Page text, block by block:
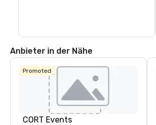
Anbieter in der Nähe
Promoted
CORT Events